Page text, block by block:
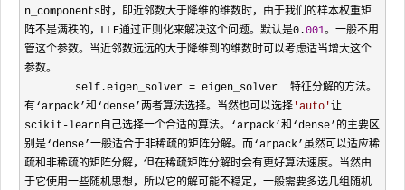
n_components时，即近邻数大于降维的维数时，由于我们的样本权重矩
阵不是满秩的，LLE通过正则化来解决这个问题。默认是0.001。一般不用
管这个参数。当近邻数远远的大于降维到的维数时可以考虑适当增大这个
参数。
        self.eigen_solver
= eigen_solver  特征分解的方法。
有‘arpack’和‘dense’两者算法选择。当然也可以选择 'auto '让
scikit- learn自己选择一个合适的算法。‘arpack’和‘dense’的主要区
别是‘dense’一般适合于非稀疏的矩阵分解。而‘arpack’虽然可以适应稀
疏和非稀疏的矩阵分解，但在稀疏矩阵分解时会有更好算法速度。当然由
于它使用一些随机思想，所以它的解可能不稳定，一般需要多选几组随机